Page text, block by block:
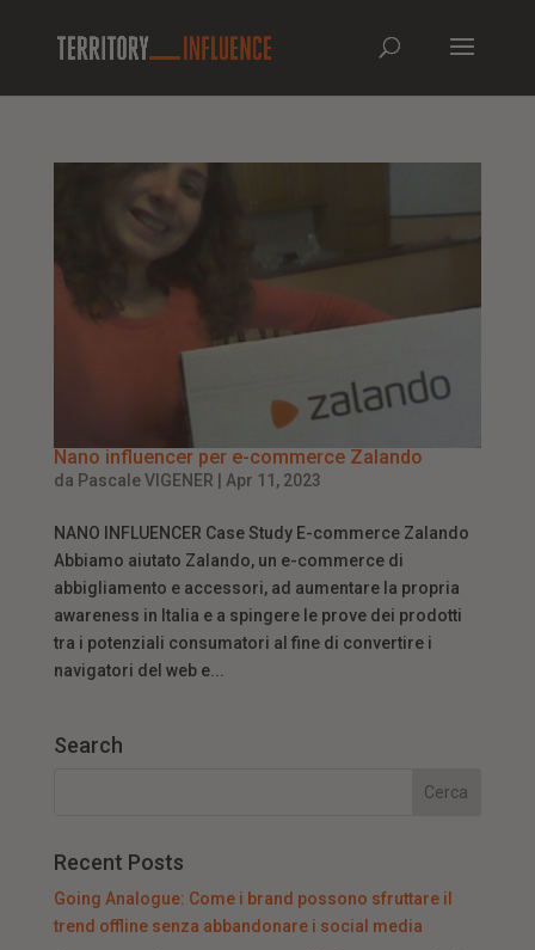
Nano influencer per e-commerce Zalando
da Pascale VIGENER Apr 11, 2023
NANO INFLUENCER Case Study E-commerce Zalando
Abbiamo aiutato Zalando, un e-commerce di
abbigliamento e accessori, ad aumentare la propria
awareness in Italia e a spingere le prove dei prodotti
tra i potenziali consumatori al fine di convertire i
navigatori del web e...
Search
Recent Posts
Going Analogue: Come i brand possono sfruttare il
trend offline senza abbandonare i social media